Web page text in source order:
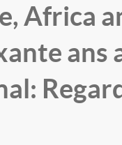
Africa
ans